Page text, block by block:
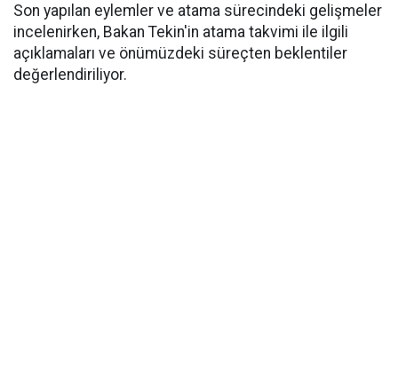
Son yapılan eylemler ve atama sürecindeki gelişmeler
incelenirken, Bakan Tekin'in atama takvimi ile ilgili
açıklamaları ve önümüzdeki süreçten beklentiler
değerlendiriliyor.